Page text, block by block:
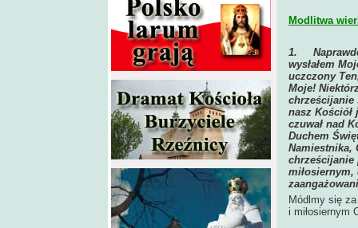
Modlitwa
1.
wysłałem
uczczony
Moje!
chrześcijanie
nasz Kościół
czuwał nad
Duchem
Namiestnika,
chrześcijanie
Módlmy się
i miłosiernym